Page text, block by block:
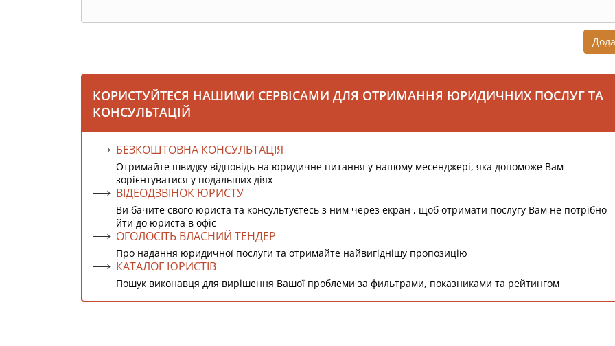
КОРИСТУЙТЕСЯ НАШИМИ СЕРВІСАМИ ДЛЯ ОТРИМАННЯ ЮРИДИЧНИХ ПОСЛУГ ТА
КОНСУЛЬТАЦІЙ
БЕЗКОШТОВНА КОНСУЛЬТАЦІЯ
Отримайте швидку відповідь на юридичне питання у нашому месенджері, яка допоможе Вам
зорієнтуватися у подальших діях
ВІДЕОДЗВІНОК ЮРИСТУ
Ви бачите свого юриста та консультуєтесь з ним через екран , щоб отримати послугу Вам не потрібно
йти до юриста в офіс
ОГОЛОСІТЬ ВЛАСНИЙ ТЕНДЕР
Про надання юридичної послуги та отримайте найвигіднішу пропозицію
КАТАЛОГ ЮРИСТІВ
Пошук виконавця для вирішення Вашої проблеми за фильтрами, показниками та рейтингом